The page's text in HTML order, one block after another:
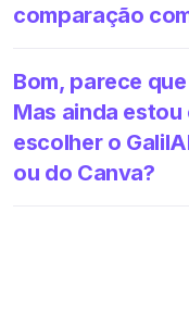
comparação
Bom, parece
Mas ainda
escolher o
ou do Canva?